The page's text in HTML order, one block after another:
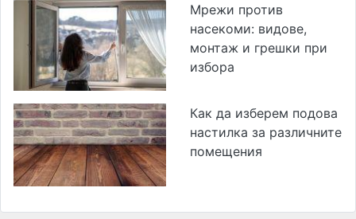
Мрежи против
насекоми: видове,
монтаж и грешки при
избора
Как да изберем подова
настилка за различните
помещения